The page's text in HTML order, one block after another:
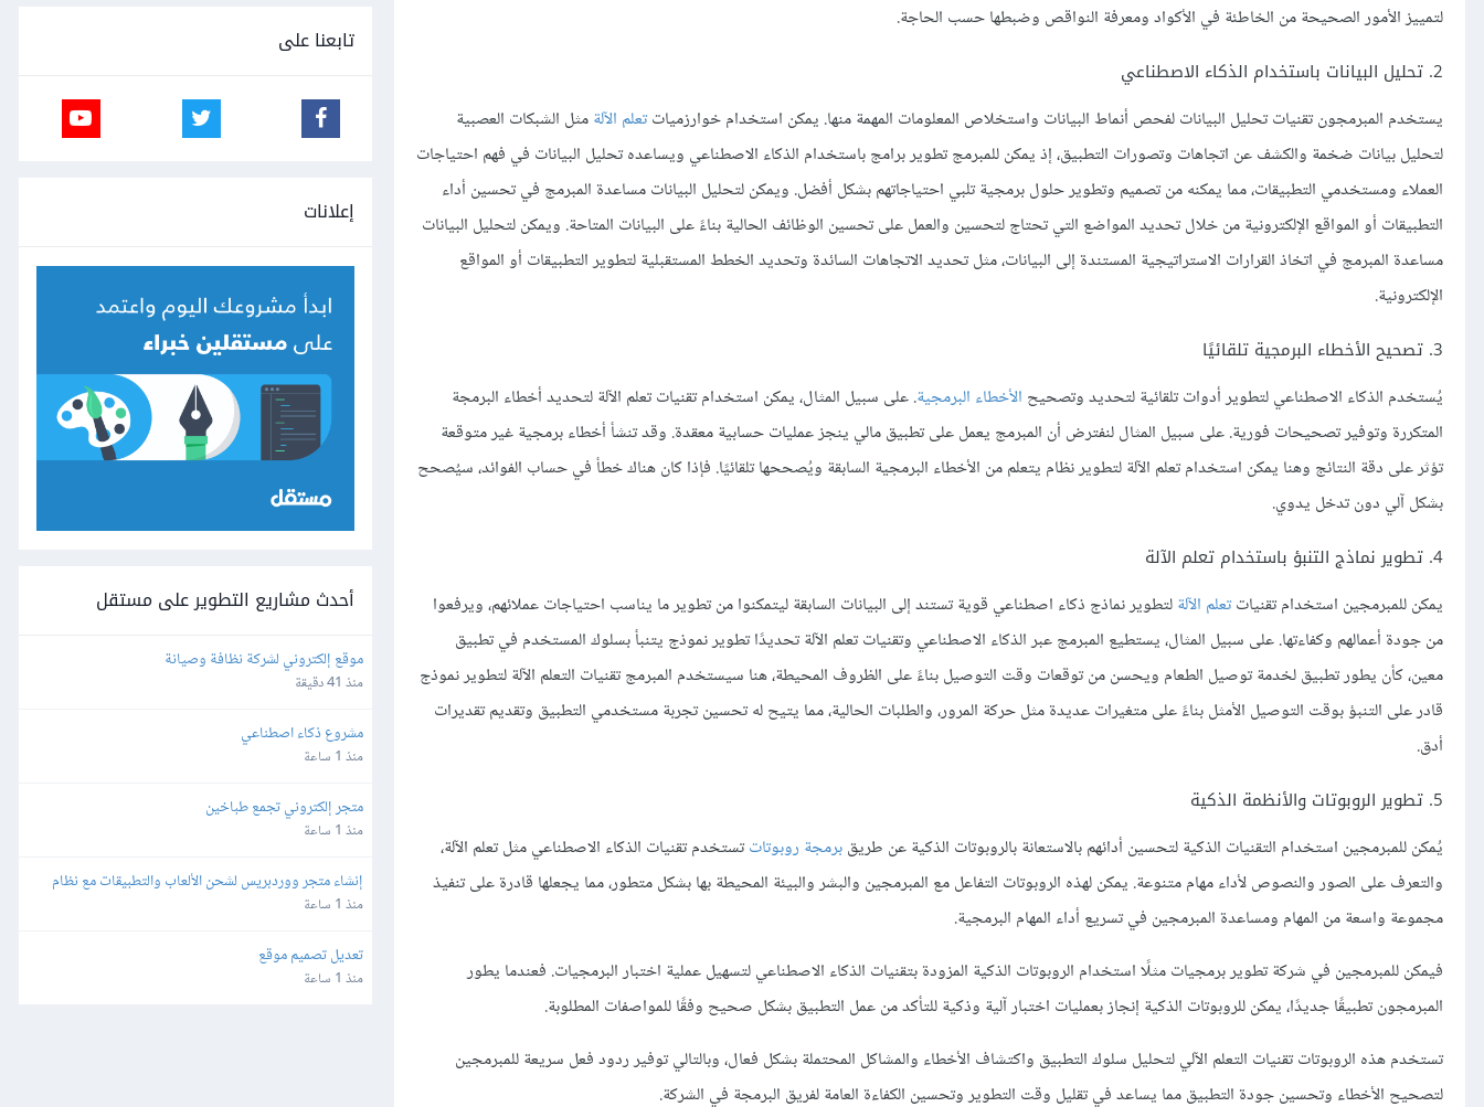
لتمييز الأمور الصحيحة من الخاطئة في الأكواد ومعرفة النواقص وضبطها حسب الحاجة.
2. تحليل البيانات باستخدام الذكاء الاصطناعي
يستخدم المبرمجون تقنيات تحليل البيانات لفحص أنماط البيانات واستخلاص المعلومات المهمة منها. يمكن استخدام خوارزمياتتعلم الآلةمثل الشبكات العصبية
لتحليل بيانات ضخمة والكشف عن اتجاهات وتصورات التطبيق، إذ يمكن للمبرمج تطوير برامج باستخدام الذكاء الاصطناعي ويساعده تحليل البيانات في فهم احتياجات
العملاء ومستخدمي التطبيقات، مما يمكنه من تصميم وتطوير حلول برمجية تلبي احتياجاتهم بشكل أفضل. ويمكن لتحليل البيانات مساعدة المبرمج في تحسين أداء
التطبيقات أو المواقع الإلكترونية من خلال تحديد المواضع التي تحتاج لتحسين والعمل على تحسين الوظائف الحالية بناءً على البيانات المتاحة. ويمكن لتحليل البيانات
مساعدة المبرمج في اتخاذ القرارات الاستراتيجية المستندة إلى البيانات، مثل تحديد الاتجاهات السائدة وتحديد الخطط المستقبلية لتطوير التطبيقات أو المواقع
الإلكترونية.
3. تصحيح الأخطاء البرمجية تلقائيًا
يُستخدم الذكاء الاصطناعي لتطوير أدوات تلقائية لتحديد وتصحيح الأخطاء البرمجية. على سبيل المثال، يمكن استخدام تقنيات تعلم الآلة لتحديد أخطاء البرمجة
المتكررة وتوفير تصحيحات فورية. على سبيل المثال لنفترض أن المبرمج يعمل على تطبيق مالي ينجز عمليات حسابية معقدة. وقد تنشأ أخطاء برمجية غير متوقعة
تؤثر على دقة النتائج وهنا يمكن استخدام تعلم الآلة لتطوير نظام يتعلم من الأخطاء البرمجية السابقة ويُصححها تلقائيًا. فإذا كان هناك خطأ في حساب الفوائد، سيُصحح
بشكل آلي دون تدخل يدوي.
4. تطوير نماذج التنبؤ باستخدام تعلم الآلة
يمكن للمبرمجين استخدام تقنياتتعلم الآلةلتطوير نماذج ذكاء اصطناعي قوية تستند إلى البيانات السابقة ليتمكنوا من تطوير ما يناسب احتياجات عملائهم، ويرفعوا
من جودة أعمالهم وكفاءتها. على سبيل المثال، يستطيع المبرمج عبر الذكاء الاصطناعي وتقنيات تعلم الآلة تحديدًا تطوير نموذج يتنبأ بسلوك المستخدم في تطبيق
معين، كأن يطور تطبيق لخدمة توصيل الطعام ويحسن من توقعات وقت التوصيل بناءً على الظروف المحيطة، هنا سيستخدم المبرمج تقنيات التعلم الآلة لتطوير نموذج
قادر على التنبؤ بوقت التوصيل الأمثل بناءً على متغيرات عديدة مثل حركة المرور، والطلبات الحالية، مما يتيح له تحسين تجربة مستخدمي التطبيق وتقديم تقديرات
أدق.
5. تطوير الروبوتات والأنظمة الذكية
يُمكن للمبرمجين استخدام التقنيات الذكية لتحسين أدائهم بالاستعانة بالروبوتات الذكية عن طريقبرمجة روبوتاتتستخدم تقنيات الذكاء الاصطناعي مثل تعلم الآلة،
والتعرف على الصور والنصوص لأداء مهام متنوعة. يمكن لهذه الروبوتات التفاعل مع المبرمجين والبشر والبيئة المحيطة بها بشكل متطور، مما يجعلها قادرة على تنفيذ
مجموعة واسعة من المهام ومساعدة المبرمجين في تسريع أداء المهام البرمجية.
فيمكن للمبرمجين في شركة تطوير برمجيات مثلًا استخدام الروبوتات الذكية المزودة بتقنيات الذكاء الاصطناعي لتسهيل عملية اختبار البرمجيات. فعندما يطور
المبرمجون تطبيقًا جديدًا، يمكن للروبوتات الذكية إنجاز بعمليات اختبار آلية وذكية للتأكد من عمل التطبيق بشكل صحيح وفقًا للمواصفات المطلوبة.
تستخدم هذه الروبوتات تقنيات التعلم الآلي لتحليل سلوك التطبيق واكتشاف الأخطاء والمشاكل المحتملة بشكل فعال، وبالتالي توفير ردود فعل سريعة للمبرمجين
لتصحيح الأخطاء وتحسين جودة التطبيق مما يساعد في تقليل وقت التطوير وتحسين الكفاءة العامة لفريق البرمجة في الشركة.
تابعنا على
إعلانات
أحدث مشاريع التطوير على مستقل
موقع إلكتروني لشركة نظافة وصيانة
منذ 41 دقيقة
مشروع ذكاء اصطناعي
منذ 1 ساعة
متجر إلكتروني تجمع طباخين
منذ 1 ساعة
محفظة وتعدد طرق الدفع
منذ 1 ساعة
تعديل تصميم موقع
منذ 1 ساعة